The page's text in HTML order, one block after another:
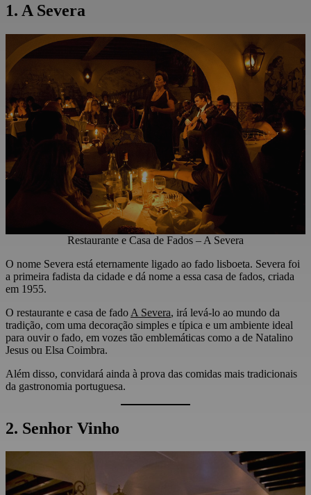
1. A Severa
Restaurante e Casa de Fados – A Severa
O nome Severa está eternamente ligado ao fado lisboeta. Severa foi
a primeira fadista da cidade e dá nome a essa casa de fados, criada
em 1955.
O restaurante e casa de fado A Severa, irá levá-lo ao mundo da
tradição, com uma decoração simples e típica e um ambiente ideal
para ouvir o fado, em vozes tão emblemáticas como a de Natalino
Jesus ou Elsa Coimbra.
Além disso, convidará ainda à prova das comidas mais tradicionais
da gastronomia portuguesa.
2. Senhor Vinho